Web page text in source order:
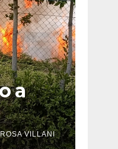
a
VILLANI